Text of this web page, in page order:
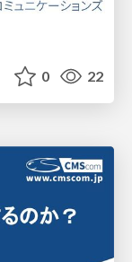
0 22